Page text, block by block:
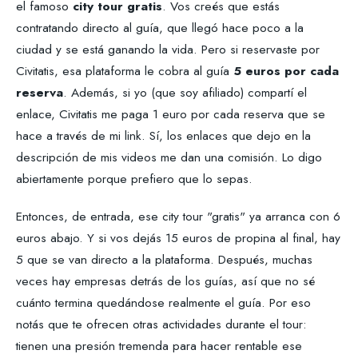
el famoso city tour gratis. Vos creés que estás
contratando directo al guía, que llegó hace poco a la
ciudad y se está ganando la vida. Pero si reservaste por
Civitatis, esa plataforma le cobra al guía 5 euros por cada
reserva. Además, si yo (que soy afiliado) compartí el
enlace, Civitatis me paga 1 euro por cada reserva que se
hace a través de mi link. Sí, los enlaces que dejo en la
descripción de mis videos me dan una comisión. Lo digo
abiertamente porque prefiero que lo sepas.
Entonces, de entrada, ese city tour "gratis" ya arranca con 6
euros abajo. Y si vos dejás 15 euros de propina al final, hay
5 que se van directo a la plataforma. Después, muchas
veces hay empresas detrás de los guías, así que no sé
cuánto termina quedándose realmente el guía. Por eso
notás que te ofrecen otras actividades durante el tour:
tienen una presión tremenda para hacer rentable ese